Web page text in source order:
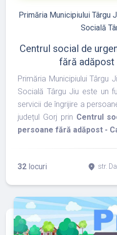
Primăria Municipiului Târgu
Socială
Centrul social de
fără adăpost
Primăria Municipiului Târgu
Socială Târgu Jiu este un
servicii de îngrijire a
județul Gorj prin Centrul
persoane fără adăpost -
32 locuri place str.